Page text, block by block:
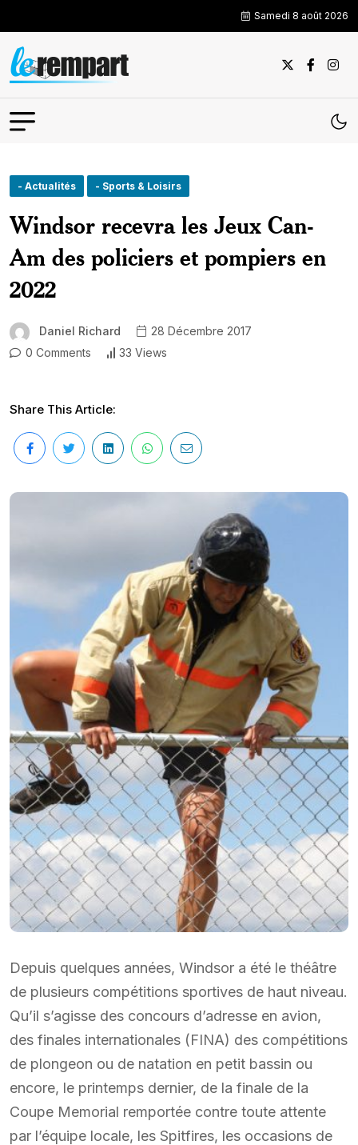
Samedi 8 août 2026
- Actualités - Sports & Loisirs
Windsor recevra les Jeux Can-
Am des policiers et pompiers en
2022
Daniel Richard
28 Décembre 2017
0 Comments
33 Views
Share This Article:
Depuis quelques années, Windsor a été le théâtre
de plusieurs compétitions sportives de haut niveau.
Qu’il s’agisse des concours d’adresse en avion,
des finales internationales (FINA) des compétitions
de plongeon ou de natation en petit bassin ou
encore, le printemps dernier, de la finale de la
Coupe Memorial remportée contre toute attente
par l’équipe locale, les Spitfires, les occasions de